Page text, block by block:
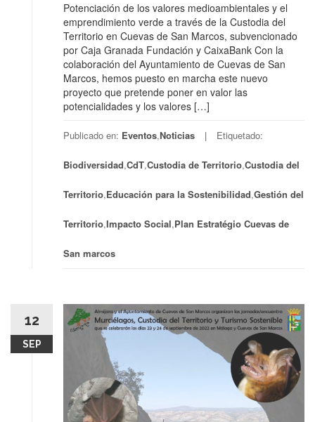
Potenciación de los valores medioambientales y el
emprendimiento verde a través de la Custodia del
Territorio en Cuevas de San Marcos, subvencionado
por Caja Granada Fundación y CaixaBank Con la
colaboración del Ayuntamiento de Cuevas de San
Marcos, hemos puesto en marcha este nuevo
proyecto que pretende poner en valor las
potencialidades y los valores […]
Publicado en: Eventos,Noticias Etiquetado:
Biodiversidad,CdT,Custodia de Territorio,Custodia del
Territorio,Educación para la Sostenibilidad,Gestión del
Territorio,Impacto Social,Plan Estratégio Cuevas de
San marcos
12
SEP